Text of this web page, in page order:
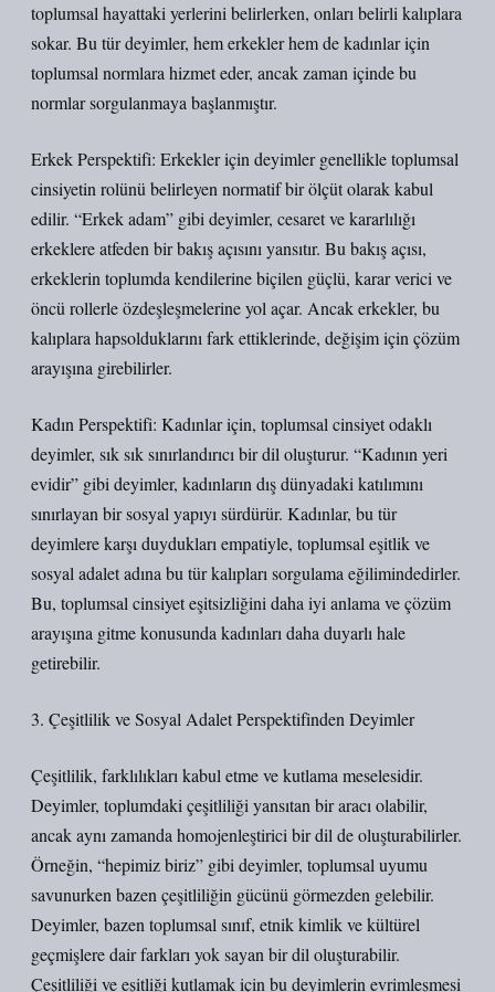
toplumsal hayattaki yerlerini belirlerken, onları belirli kalıplara
sokar. Bu tür deyimler, hem erkekler hem de kadınlar için
toplumsal normlara hizmet eder, ancak zaman içinde bu
normlar sorgulanmaya başlanmıştır.
Erkek Perspektifi: Erkekler için deyimler genellikle toplumsal
cinsiyetin rolünü belirleyen normatif bir ölçüt olarak kabul
edilir. “Erkek adam” gibi deyimler, cesaret ve kararlılığı
erkeklere atfeden bir bakış açısını yansıtır. Bu bakış açısı,
erkeklerin toplumda kendilerine biçilen güçlü, karar verici ve
öncü rollerle özdeşleşmelerine yol açar. Ancak erkekler, bu
kalıplara hapsolduklarını fark ettiklerinde, değişim için çözüm
arayışına girebilirler.
Kadın Perspektifi: Kadınlar için, toplumsal cinsiyet odaklı
deyimler, sık sık sınırlandırıcı bir dil oluşturur. “Kadının yeri
evidir” gibi deyimler, kadınların dış dünyadaki katılımını
sınırlayan bir sosyal yapıyı sürdürür. Kadınlar, bu tür
deyimlere karşı duydukları empatiyle, toplumsal eşitlik ve
sosyal adalet adına bu tür kalıpları sorgulama eğilimindedirler.
Bu, toplumsal cinsiyet eşitsizliğini daha iyi anlama ve çözüm
arayışına gitme konusunda kadınları daha duyarlı hale
getirebilir.
3. Çeşitlilik ve Sosyal Adalet Perspektifinden Deyimler
Çeşitlilik, farklılıkları kabul etme ve kutlama meselesidir.
Deyimler, toplumdaki çeşitliliği yansıtan bir aracı olabilir,
ancak aynı zamanda homojenleştirici bir dil de oluşturabilirler.
Örneğin, “hepimiz biriz” gibi deyimler, toplumsal uyumu
savunurken bazen çeşitliliğin gücünü görmezden gelebilir.
Deyimler, bazen toplumsal sınıf, etnik kimlik ve kültürel
geçmişlere dair farkları yok sayan bir dil oluşturabilir.
Çeşitliliği ve eşitliği kutlamak için bu deyimlerin evrimleşmesi